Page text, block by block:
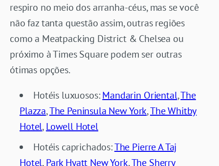
respiro no meio dos arranha-céus, mas se você
não faz tanta questão assim, outras regiões
como a Meatpacking District & Chelsea ou
próximo à Times Square podem ser outras
ótimas opções.
Hotéis luxuosos:Mandarin Oriental,The
Plazza,The Peninsula New York,The Whitby
Hotel,Lowell Hotel
Hotéis caprichados:The Pierre A Taj
Hotel,Park Hyatt New York,The Sherry